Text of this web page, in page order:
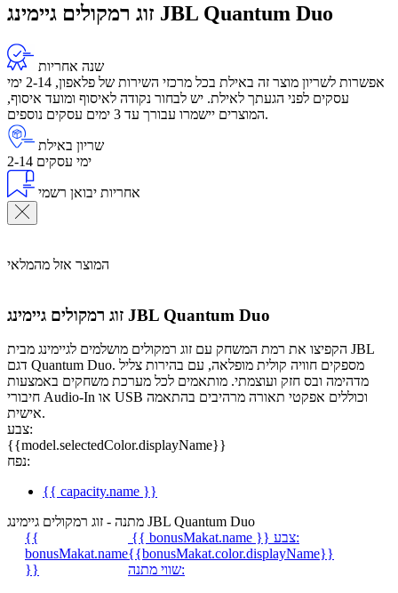
זוג רמקולים גיימינג JBL Quantum Duo
שנה אחריות
אפשרות לשריון מוצר זה באילת בכל מרכזי השירות של פלאפון, 2-14 ימי
עסקים לפני הגעתך לאילת. יש לבחור נקודה לאיסוף ומועד איסוף,
המוצרים יישמרו עבורך עד 3 ימים עסקים נוספים.
שריון באילת
2-14 ימי עסקים
אחריות יבואן רשמי
המוצר אזל מהמלאי
זוג רמקולים גיימינג JBL Quantum Duo
הקפיצו את רמת המשחק עם זוג רמקולים מושלמים לגיימינג מבית JBL
דגם Quantum Duo. מספקים חוויה קולית מופלאה, עם בהירות צליל
מדהימה ובס חזק ועוצמתי. מותאמים לכל מערכת משחקים באמצעות
חיבורי Audio-In או USB וכוללים אפקטי תאורה מרהיבים בהתאמה
אישית.
צבע:
{{model.selectedColor.displayName}}
נפח:
{{ capacity.name }}
מתנה - זוג רמקולים גיימינג JBL Quantum Duo
{{
bonusMakat.name
}}
{{ bonusMakat.name }}
צבע:
{{bonusMakat.color.displayName}}
שווי מתנה: